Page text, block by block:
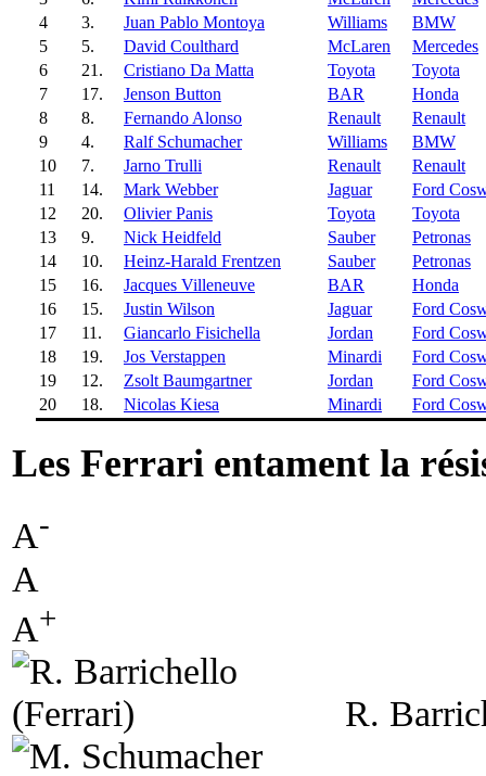
4
3. Juan Pablo Montoya Williams
BMW
5
5. David Coulthard McLaren
Mercedes
6
21. Cristiano Da Matta Toyota
Toyota
7
17. Jenson Button BAR
Honda
8
8. Fernando Alonso Renault
Renault
9
4. Ralf Schumacher Williams
BMW
10
7. Jarno Trulli Renault
Renault
11
14. Mark Webber Jaguar
Ford
12
20. Olivier Panis Toyota
Toyota
13
9. Nick Heidfeld Sauber
Petronas
14
10. Heinz-Harald Frentzen Sauber
Petronas
15
16. Jacques Villeneuve BAR
Honda
16
15. Justin Wilson Jaguar
Ford
17
11. Giancarlo Fisichella Jordan
Ford
18
19. Jos Verstappen Minardi
Ford
19
12. Zsolt Baumgartner Jordan
Ford
20
18. Nicolas Kiesa Minardi Ford
Les Ferrari entament la
A-
A
A+
R.